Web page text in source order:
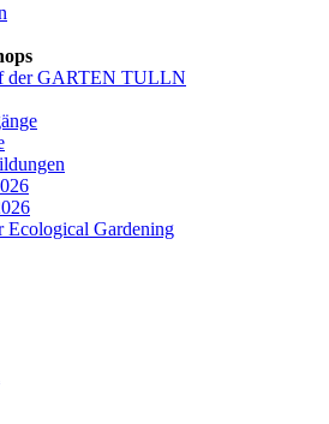
der GARTEN TULLN
Ecological Gardening